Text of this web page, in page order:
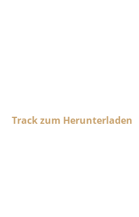
Track zum Herunterladen